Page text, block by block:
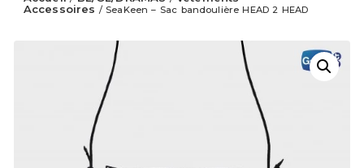
Accessoires / SeaKeen – Sac bandoulière HEAD 2 HEAD